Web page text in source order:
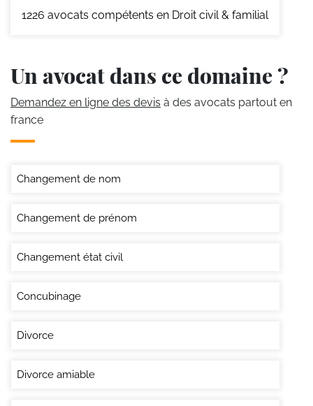
1226 avocats compétents en Droit civil & familial
Un avocat dans ce domaine ?
Demandez en ligne des devis à des avocats partout en
france
Changement de nom
Changement de prénom
Changement état civil
Concubinage
Divorce
Divorce amiable